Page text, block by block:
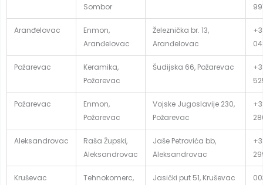
Sombor
Aranđelovac
Enmon,
Aranđelovac
Železnička br. 13,
Aranđelovac
Požarevac
Keramika,
Požarevac
Šudijska 66, Požarevac
Požarevac
Enmon,
Požarevac
Vojske Jugoslavije 230,
Požarevac
Aleksandrovac
Raša Župski,
Aleksandrovac
Jaše Petrovića bb,
Aleksandrovac
Kruševac
Tehnokomerc,
Jasički put 51, Kruševac